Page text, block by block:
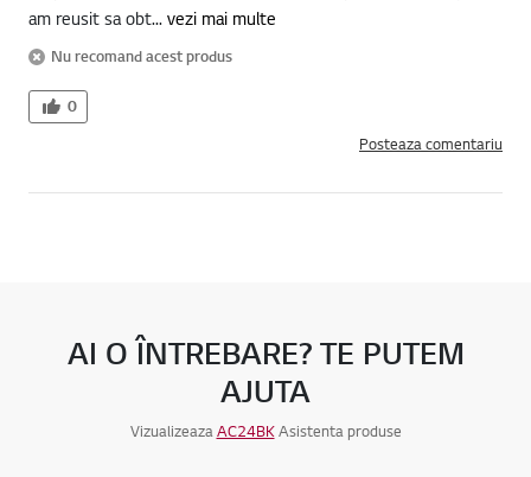
am reusit sa obt... vezi mai multe
Nu recomand acest produs
0
Posteaza comentariu
AI O ÎNTREBARE? TE PUTEM
AJUTA
VizualizeazaAC24BKAsistenta produse